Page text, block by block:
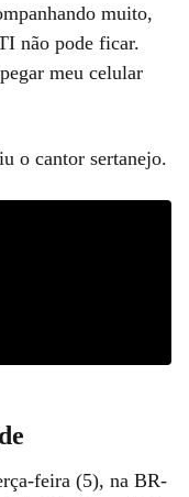
muito,
não pode ficar.
meu celular
o cantor sertanejo.
feira (5), na BR-